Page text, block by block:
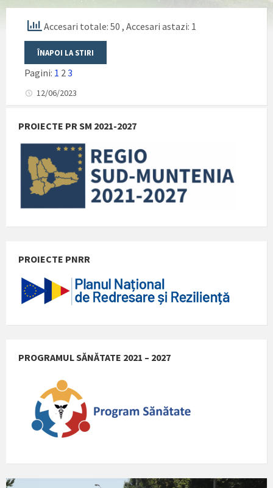
Accesari totale: 50 , Accesari astazi: 1
Pagini: 1 2 3
12/06/2023
PROIECTE PR SM 2021-2027
PROIECTE PNRR
PROGRAMUL SĂNĂTATE 2021 – 2027